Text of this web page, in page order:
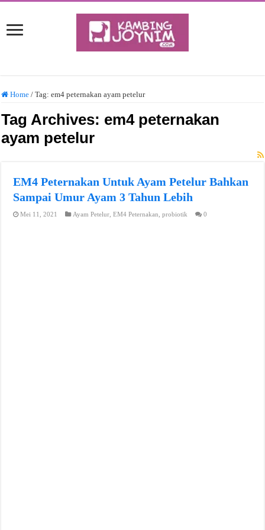
Home / Tag:em4 peternakan ayam petelur
Tag Archives: em4 peternakan
ayam petelur
EM4 Peternakan Untuk Ayam Petelur Bahkan
Sampai Umur Ayam 3 Tahun Lebih
Mei 11, 2021 Ayam Petelur ,EM4 Peternakan ,probiotik 0